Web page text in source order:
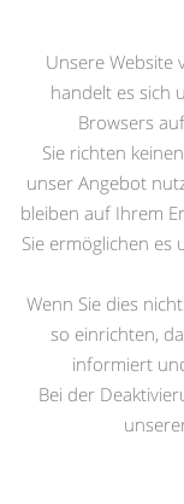
Unsere Website
handelt es sich
Browsers
Sie richten
unser Angebot
bleiben auf Ihrem
Sie ermöglichen es
Wenn Sie dies
so einrichten,
informiert
Bei der